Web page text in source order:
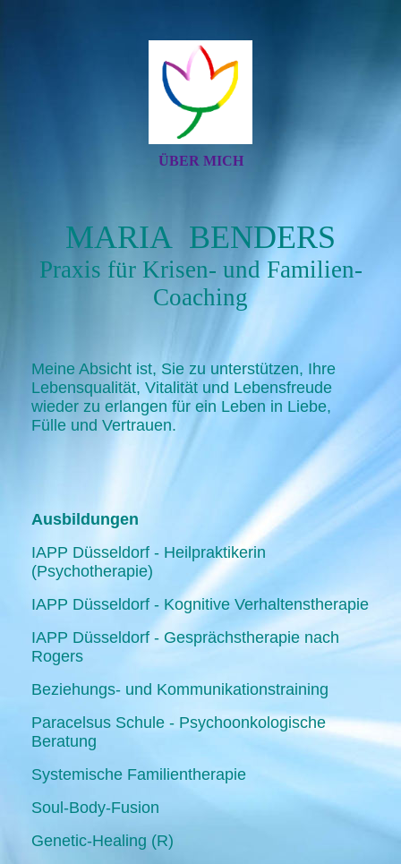
ÜBER MICH
MARIA BENDERS
Praxis für Krisen- und Familien-
Coaching
Meine Absicht ist, Sie zu unterstützen, Ihre
Lebensqualität, Vitalität und Lebensfreude
wieder zu erlangen für ein Leben in Liebe,
Fülle und Vertrauen.
Ausbildungen
IAPP Düsseldorf - Heilpraktikerin
(Psychotherapie)
IAPP Düsseldorf - Kognitive Verhaltenstherapie
IAPP Düsseldorf - Gesprächstherapie nach
Rogers
Beziehungs- und Kommunikationstraining
Paracelsus Schule - Psychoonkologische
Beratung
Systemische Familientherapie
Soul-Body-Fusion
Genetic-Healing (R)